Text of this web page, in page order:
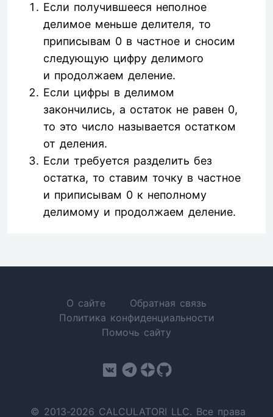
Если получившееся неполное
делимое меньше делителя, то
приписывам 0 в частное и сносим
следующую цифру делимого
и продолжаем деление.
Если цифры в делимом
закончились, а остаток не равен 0,
то это число называется остатком
от деления.
Если требуется разделить без
остатка, то ставим точку в частное
и приписывам 0 к неполному
делимому и продолжаем деление.
О сайте
Обратная связь
Политика конфиденциальности
Помочь сайту
© 2013-2026 CALCULATORI LLC. Все права